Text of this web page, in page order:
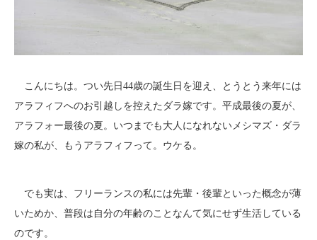
こんにちは。つい先日44歳の誕生日を迎え、とうとう来年には
アラフィフへのお引越しを控えたダラ嫁です。平成最後の夏が、
アラフォー最後の夏。いつまでも大人になれないメシマズ・ダラ
嫁の私が、もうアラフィフって。ウケる。
でも実は、フリーランスの私には先輩・後輩といった概念が薄
いためか、普段は自分の年齢のことなんて気にせず生活している
のです。